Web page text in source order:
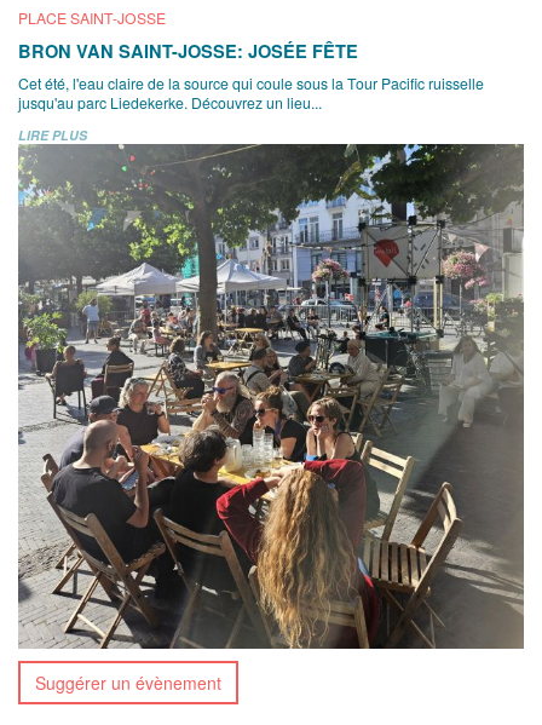
PLACE SAINT-JOSSE
BRON VAN SAINT-JOSSE: JOSÉE FÊTE
Cet été, l'eau claire de la source qui coule sous la Tour Pacific ruisselle
jusqu'au parc Liedekerke. Découvrez un lieu...
LIRE PLUS
Suggérer un évènement